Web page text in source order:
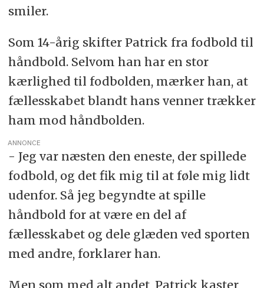
smiler.
Som 14-årig skifter Patrick fra fodbold til
håndbold. Selvom han har en stor
kærlighed til fodbolden, mærker han, at
fællesskabet blandt hans venner trækker
ham mod håndbolden.
ANNONCE
- Jeg var næsten den eneste, der spillede
fodbold, og det fik mig til at føle mig lidt
udenfor. Så jeg begyndte at spille
håndbold for at være en del af
fællesskabet og dele glæden ved sporten
med andre, forklarer han.
Men som med alt andet, Patrick kaster